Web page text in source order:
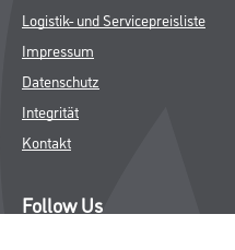
Logistik- und Servicepreisliste
Impressum
Datenschutz
Integrität
Kontakt
Follow Us